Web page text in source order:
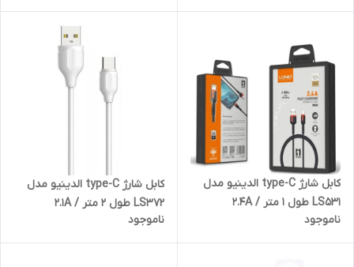
کابل شارژ type-C الدینیو مدل
LS531 طول 1 متر / 2.4A
ناموجود
کابل شارژ type-C الدینیو مدل
LS372 طول 2 متر / 2.1A
ناموجود